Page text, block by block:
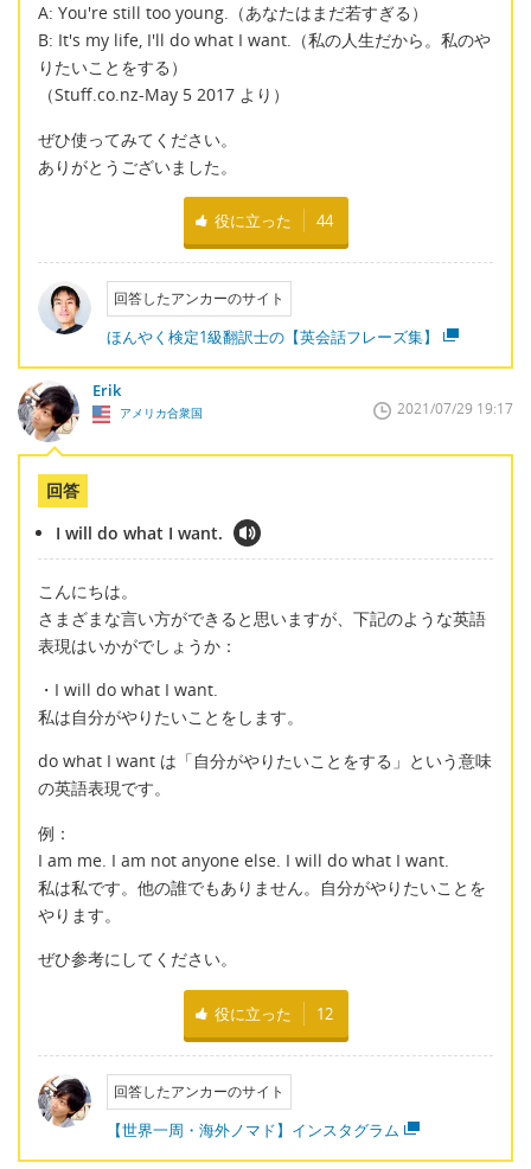
A: You're still too young.（あなたはまだ若すぎる）
B: It's my life, I'll do what I want.（私の人生だから。私のや
りたいことをする）
（Stuff.co.nz-May 5 2017 より）
ぜひ使ってみてください。
ありがとうございました。
役に立った 44
回答したアンカーのサイト
ほんやく検定1級翻訳士の【英会話フレーズ集】
Erik
アメリカ合衆国 2021/07/29 19:17
回答
I will do what I want.
こんにちは。
さまざまな言い方ができると思いますが、下記のような英語
表現はいかがでしょうか：
・I will do what I want.
私は自分がやりたいことをします。
do what I want は「自分がやりたいことをする」という意味
の英語表現です。
例：
I am me. I am not anyone else. I will do what I want.
私は私です。他の誰でもありません。自分がやりたいことを
やります。
ぜひ参考にしてください。
役に立った 12
回答したアンカーのサイト
【世界一周・海外ノマド】インスタグラム